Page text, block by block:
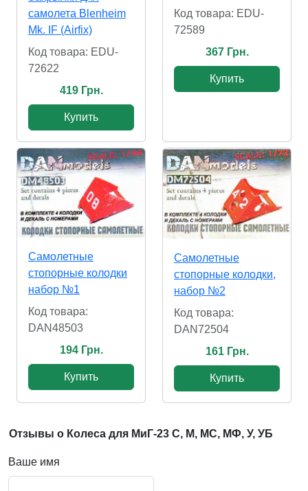
самолета Blenheim
Mk. IF (Airfix)
Код товара: EDU-
72622
419 Грн.
Купить
Код товара: EDU-
72589
367 Грн.
Купить
Самолетные
стопорные колодки
набор №1
Код товара:
DAN48503
194 Грн.
Купить
Самолетные
стопорные колодки,
набор №2
Код товара:
DAN72504
161 Грн.
Купить
Отзывы о Колеса для МиГ-23 С, М, МС, МФ, У, УБ
Ваше имя